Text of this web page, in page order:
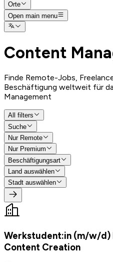
Orte
Open main menu
Content
Finde Remote-Jobs,
Beschäftigung weltweit für
Management
All filters
Suche
Nur Remote
Nur Premium
Beschäftigungsart
Land auswählen
Stadt auswählen
Werkstudent:in (m/w/d)
Content Creation